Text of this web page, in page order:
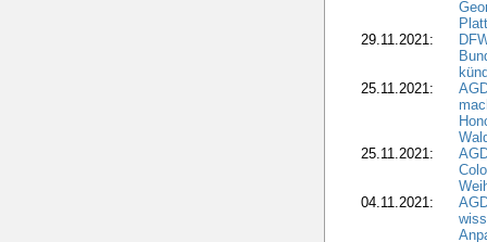
29.11.2021:
25.11.2021:
25.11.2021:
04.11.2021: